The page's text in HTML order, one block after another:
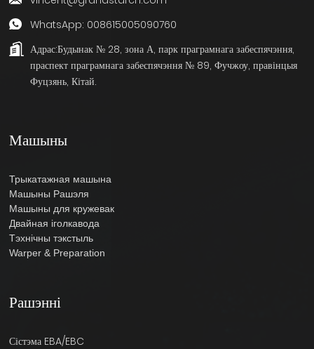
WhatsApp: 008615005090760
Адрас:Будынак № 28, зона А, парк праграмнага забеспячэння,
праспект праграмнага забеспячэння № 89, Фучжоу, правінцыя
Фуцзянь, Кітай.
Машыны
Трыкатажная машына
Машыны Рашэля
Машыны для кружевак
Двайная іголкавода
Тэхнічны тэкстыль
Warper & Preparation
Рашэнні
Сістэма EBA/EBC